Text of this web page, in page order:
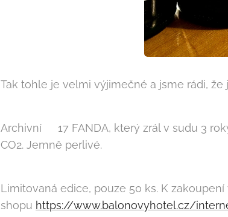
Tak tohle je velmi výjimečné a jsme rádi, že
Archivní 🍺17 FANDA, který zrál v sudu 3
CO2. Jemně perlivé.
Limitovaná edice, pouze 50 ks. K
shopu https://www.balonovyhotel.cz/